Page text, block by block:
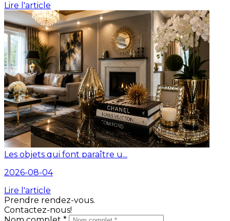
Lire l'article
Les objets qui font paraître u...
2026-08-04
Lire l'article
Prendre rendez-vous.
Contactez-nous!